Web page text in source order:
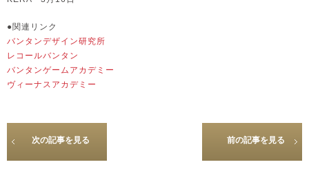
●関連リンク
バンタンデザイン研究所
レコールバンタン
バンタンゲームアカデミー
ヴィーナスアカデミー
次の記事を見る 前の記事を見る